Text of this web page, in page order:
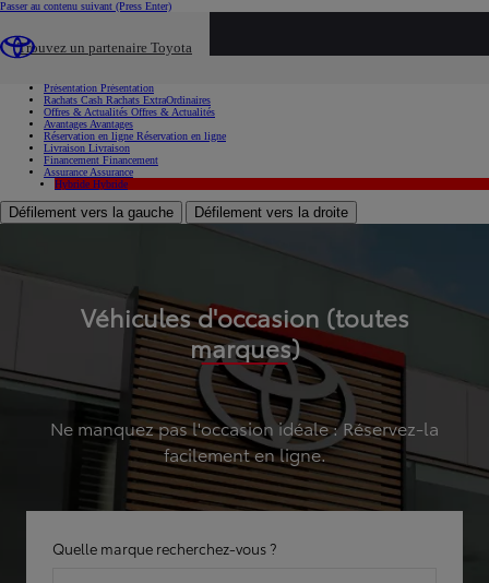
Passer au contenu suivant (Press Enter)
Trouvez un partenaire Toyota
Présentation Présentation
Rachats Cash Rachats ExtraOrdinaires
Offres & Actualités Offres & Actualités
Avantages Avantages
Réservation en ligne Réservation en ligne
Livraison Livraison
Financement Financement
Assurance Assurance
Hybride Hybride
Défilement vers la gauche Défilement vers la droite
Véhicules d'occasion (toutes
marques)
Ne manquez pas l'occasion idéale : Réservez-la
facilement en ligne.
Quelle marque recherchez-vous ?